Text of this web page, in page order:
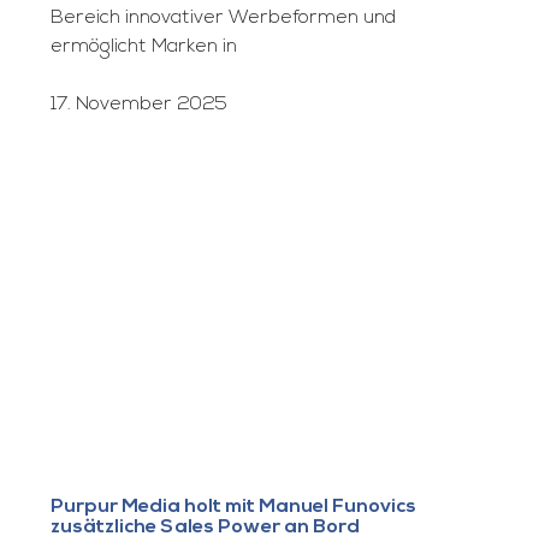
Bereich innovativer Werbeformen und
ermöglicht Marken in
17. November 2025
Purpur Media holt mit Manuel Funovics
zusätzliche Sales Power an Bord